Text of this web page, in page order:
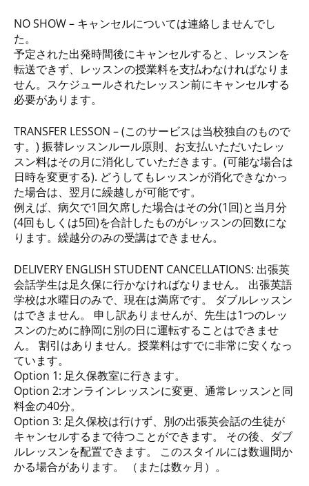
NO SHOW – キャンセルについては連絡しませんでし
た。
予定された出発時間後にキャンセルすると、レッスンを
転送できず、レッスンの授業料を支払わなければなりま
せん。スケジュールされたレッスン前にキャンセルする
必要があります。
TRANSFER LESSON – (このサービスは当校独自のもので
す。) 振替レッスンルール原則、お支払いただいたレッ
スン料はその月に消化していただきます。(可能な場合は
日時を変更する). どうしてもレッスンが消化できなかっ
た場合は、翌月に繰越しが可能です。
例えば、病欠で1回欠席した場合はその分(1回)と当月分
(4回もしくは5回)を合計したものがレッスンの回数にな
ります。繰越分のみの受講はできません。
DELIVERY ENGLISH STUDENT CANCELLATIONS: 出張英
会話学生は足久保に行かなければなりません。 出張英語
学校は水曜日のみで、現在は満席です。 ダブルレッスン
はできません。 申し訳ありませんが、先生は1つのレッ
スンのために静岡に別の日に運転することはできませ
ん。 割引はありません。授業料はすでに非常に安くなっ
ています。
Option 1: 足久保教室に行きます。
Option 2:オンラインレッスンに変更、通常レッスンと同
料金の40分。
Option 3: 足久保校は行けず、別の出張英会話の生徒が
キャンセルするまで待つことができます。 その後、ダブ
ルレッスンを配置できます。 このスタイルには数週間か
かる場合があります。 （または数ヶ月）。